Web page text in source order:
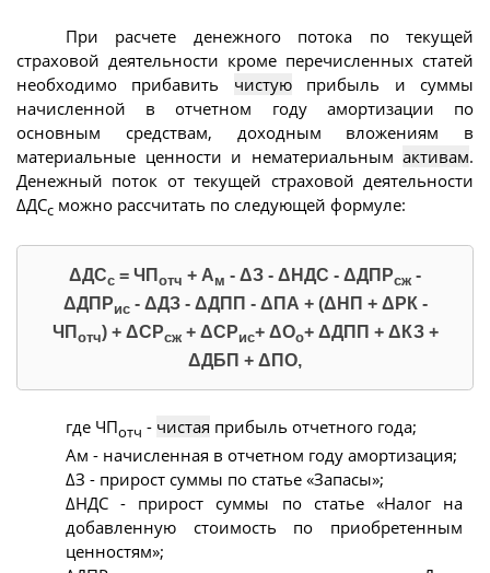
При расчете денежного потока по текущей
страховой деятельности кроме перечисленных статей
необходимо прибавить чистуюприбыль и суммы
начисленной в отчетном году амортизации по
основным средствам, доходным вложениям в
материальные ценности и нематериальным активам.
Денежный поток от текущей страховой деятельности
ΔДСс можно рассчитать по следующей формуле:
ΔДСс = ЧП отч + Ам - ΔЗ - ΔНДС - ΔДПРсж -
ΔДПРис- ΔДЗ - ΔДПП - ΔПА + (ΔНП + ΔРК -
ЧП отч) + ΔСРсж+ ΔСРис+ ΔОо+ ΔДПП + ΔКЗ +
ΔДБП + ΔПО,
где ЧПотч - чистая прибыль отчетного года;
Ам - начисленная в отчетном году амортизация;
ΔЗ - прирост суммы по статье «Запасы»;
ΔНДС - прирост суммы по статье «Налог на
добавленную стоимость по приобретенным
ценностям»;